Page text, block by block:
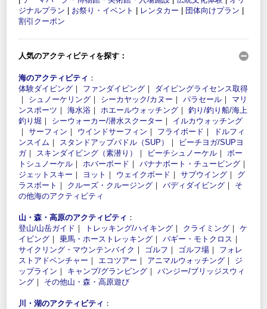
ジナルプラン
お祭り・イベント レンタカー 団体向けプラン
割引クーポン
人気のアクティビティを探す：
海のアクティビティ ：
体験ダイビング ｜ ファンダイビング ｜ ダイビングライセンス取得
｜ シュノーケリング ｜ シーカヤック/カヌー ｜ パラセール ｜ マリ
ンスポーツ ｜ 海水浴 ｜ ホエールウォッチング ｜ 釣り/釣り船/海上
釣り堀 ｜ シーウォーカー/潜水スクーター ｜ イルカウォッチング
｜ サーフィン ｜ ウインドサーフィン ｜ フライボード ｜
ドルフィ
ンスイム ｜ スタンドアップパドル（SUP） ｜
ビーチヨガ/SUPヨ
ガ｜ スキンダイビング（素潜り） ｜ ビーチシュノーケル ｜ ボー
トシュノーケル ｜ ホバーボード ｜ バナナボート・チュービング ｜
ジェットスキー ｜ ヨット ｜ ウェイクボード ｜ サブウイング ｜ グ
ラスボート ｜ クルーズ・クルージング ｜ バディダイビング ｜ そ
の他海のアクティビティ
山・森・高原のアクティビティ ：
登山/山岳ガイド ｜ トレッキング/ハイキング ｜ クライミング ｜ ケ
イビング ｜ 乗馬・ホーストレッキング ｜ バギー・モトクロス ｜
サイクリング・マウンテンバイク ｜ ゴルフ ｜ ゴルフ場 ｜ フォレ
ストアドベンチャー ｜ エコツアー ｜ アニマルウォッチング ｜ ジ
ップライン ｜ キャンプ/グランピング ｜ バンジー/ブリッジスウィ
ング ｜ その他山・森・高原遊び
川・湖のアクティビティ ：